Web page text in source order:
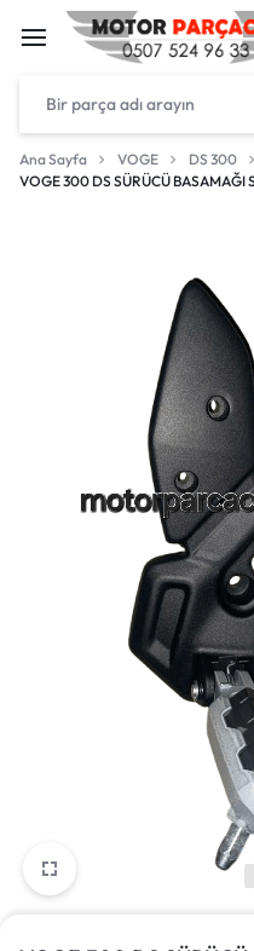
Ana Sayfa VOGE
DS 300
VOGE 300 DS SÜRÜCÜ BASAMAĞI